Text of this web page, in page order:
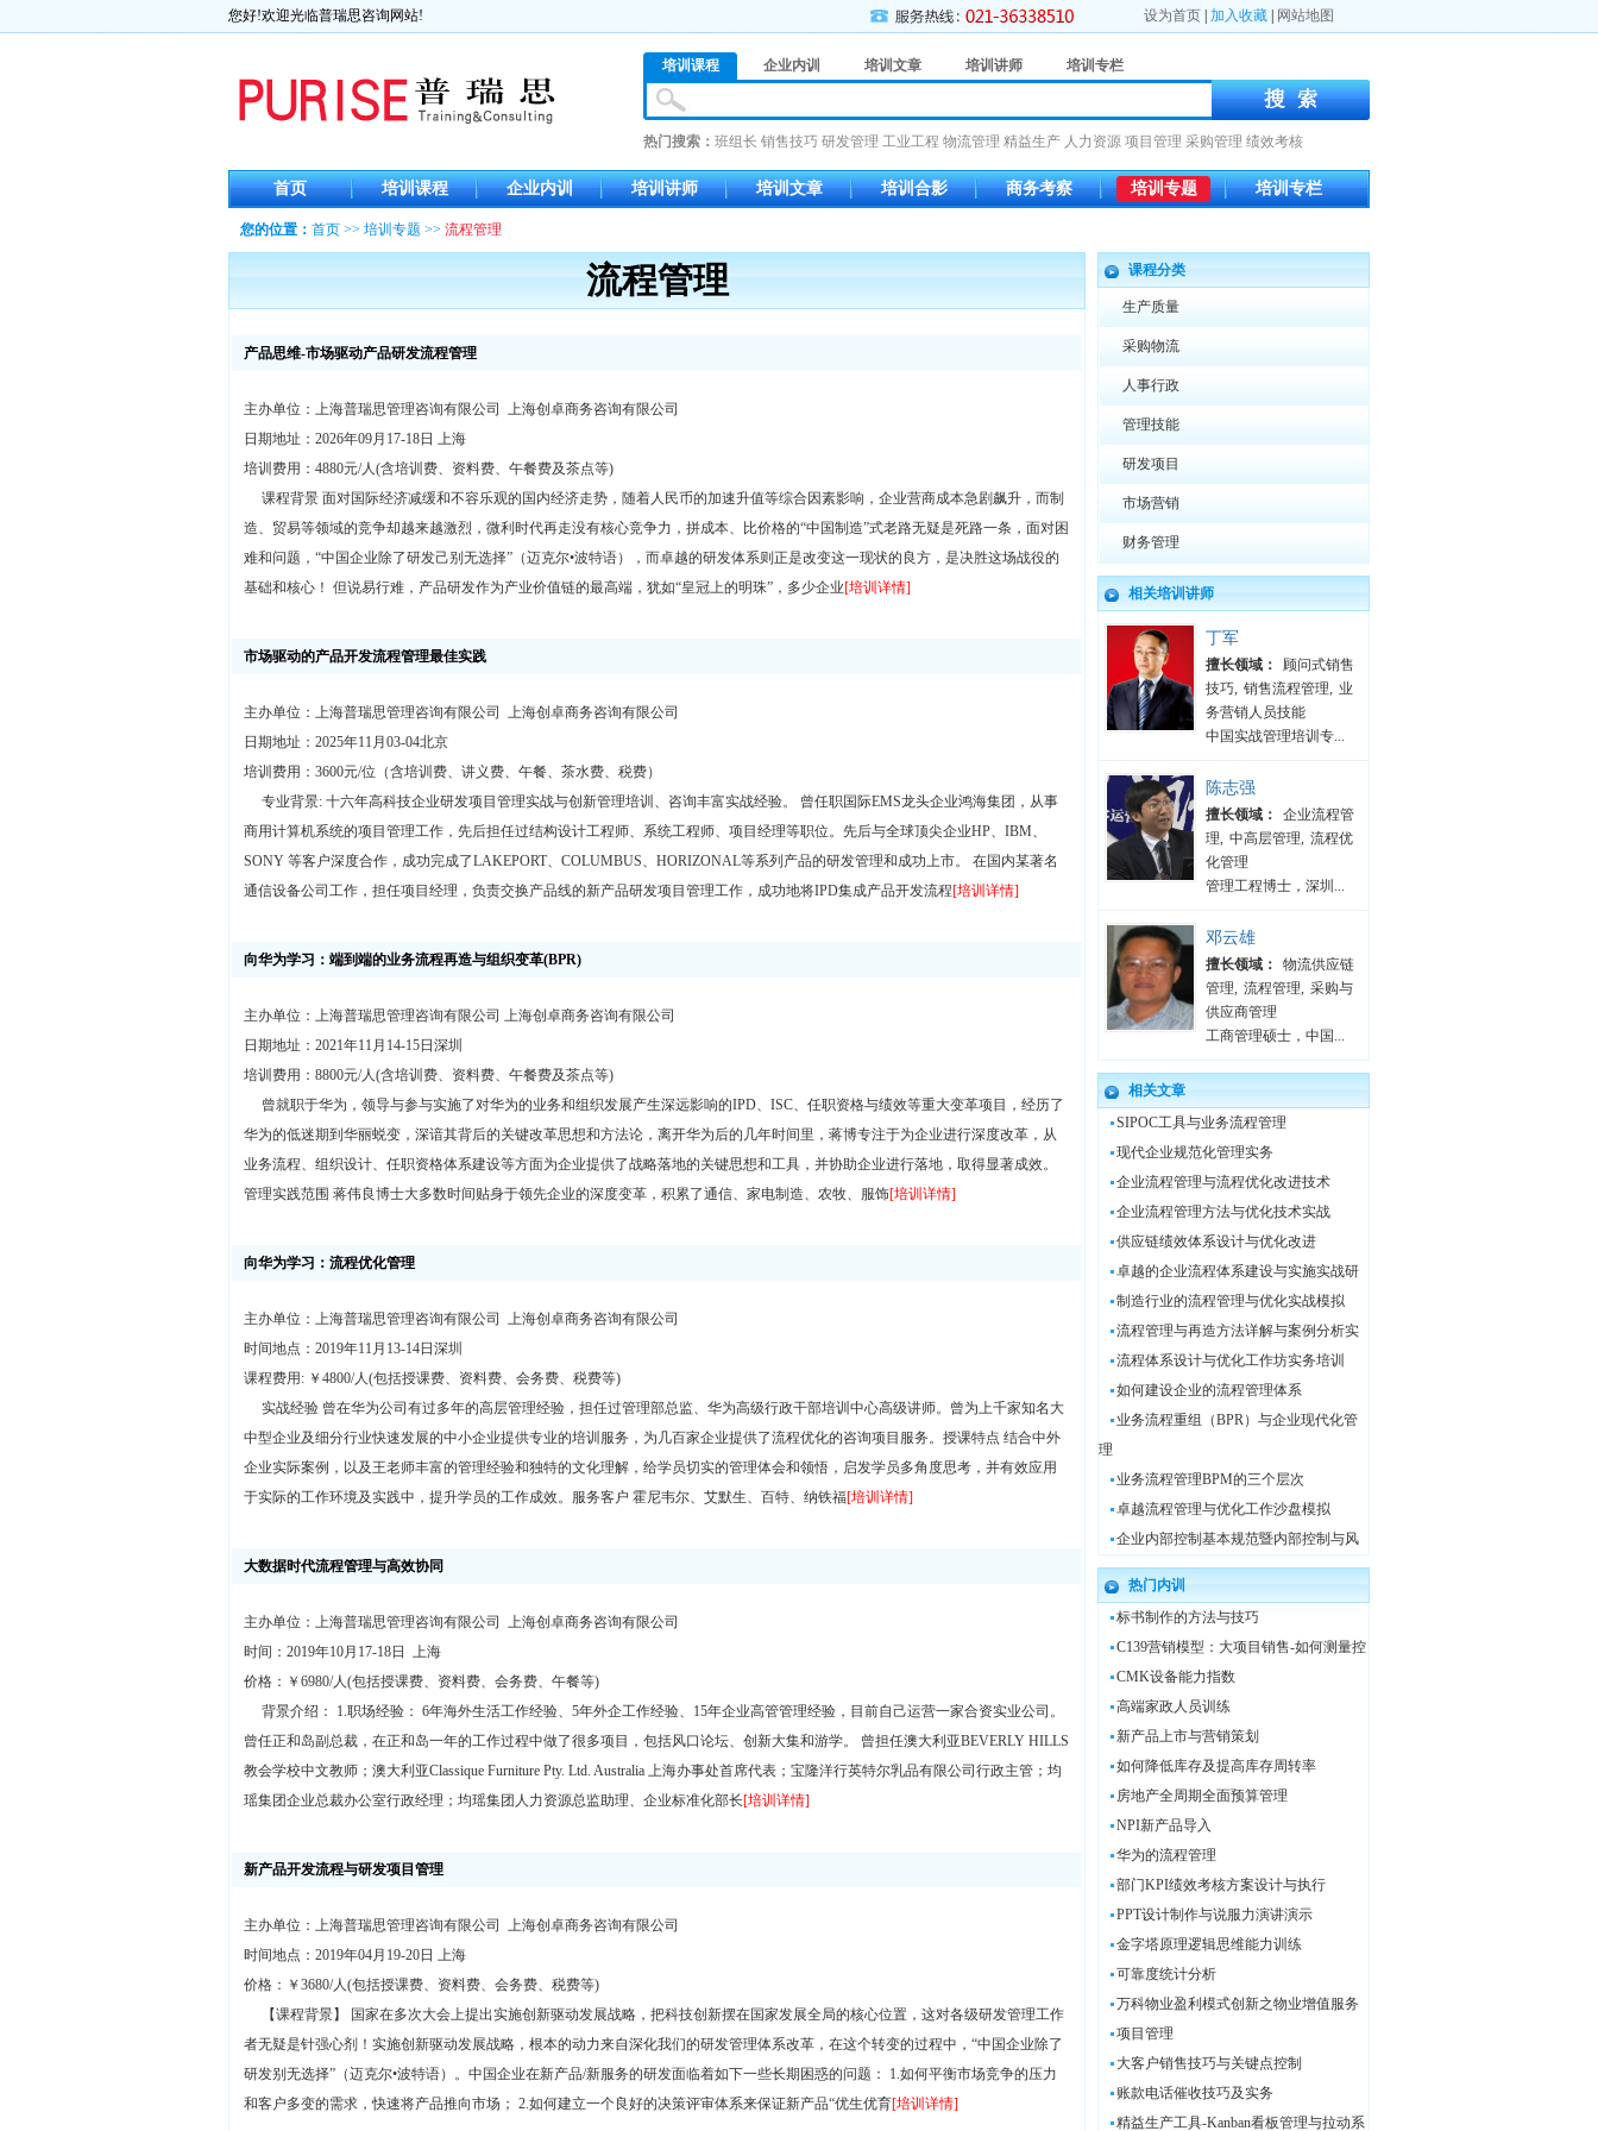
您好!欢迎光临普瑞思咨询网站! 设为首页 加入收藏 网站地图
培训课程 企业内训 培训文章 培训讲师 培训专栏
热门搜索： 班组长 销售技巧 研发管理 工业工程 物流管理 精益生产 人力资源 项目管理 采购管理 绩效考核
首页 培训课程 企业内训 培训讲师 培训文章 培训合影 商务考察 培训专题 培训专栏
您的位置： 首页 >> 培训专题 >> 流程管理
流程管理
产品思维-市场驱动产品研发流程管理
主办单位：上海普瑞思管理咨询有限公司 上海创卓商务咨询有限公司
日期地址：2026年09月17-18日 上海
培训费用：4880元/人(含培训费、资料费、午餐费及茶点等)
课程背景 面对国际经济减缓和不容乐观的国内经济走势，随着人民币的加速升值等综合因素影响，企业营商成本急剧飙升，而制
造、贸易等领域的竞争却越来越激烈，微利时代再走没有核心竞争力，拼成本、比价格的“中国制造”式老路无疑是死路一条，面对困
难和问题，“中国企业除了研发己别无选择”（迈克尔•波特语），而卓越的研发体系则正是改变这一现状的良方，是决胜这场战役的
基础和核心！ 但说易行难，产品研发作为产业价值链的最高端，犹如“皇冠上的明珠”，多少企业[培训详情]
市场驱动的产品开发流程管理最佳实践
主办单位：上海普瑞思管理咨询有限公司 上海创卓商务咨询有限公司
日期地址：2025年11月03-04北京
培训费用：3600元/位（含培训费、讲义费、午餐、茶水费、税费）
专业背景: 十六年高科技企业研发项目管理实战与创新管理培训、咨询丰富实战经验。 曾任职国际EMS龙头企业鸿海集团，从事
商用计算机系统的项目管理工作，先后担任过结构设计工程师、系统工程师、项目经理等职位。先后与全球顶尖企业HP、IBM、
SONY 等客户深度合作，成功完成了LAKEPORT、COLUMBUS、HORIZONAL等系列产品的研发管理和成功上市。 在国内某著名
通信设备公司工作，担任项目经理，负责交换产品线的新产品研发项目管理工作，成功地将IPD集成产品开发流程[培训详情]
向华为学习：端到端的业务流程再造与组织变革(BPR)
主办单位：上海普瑞思管理咨询有限公司 上海创卓商务咨询有限公司
日期地址：2021年11月14-15日深圳
培训费用：8800元/人(含培训费、资料费、午餐费及茶点等)
曾就职于华为，领导与参与实施了对华为的业务和组织发展产生深远影响的IPD、ISC、任职资格与绩效等重大变革项目，经历了
华为的低迷期到华丽蜕变，深谙其背后的关键改革思想和方法论，离开华为后的几年时间里，蒋博专注于为企业进行深度改革，从
业务流程、组织设计、任职资格体系建设等方面为企业提供了战略落地的关键思想和工具，并协助企业进行落地，取得显著成效。
管理实践范围 蒋伟良博士大多数时间贴身于领先企业的深度变革，积累了通信、家电制造、农牧、服饰[培训详情]
向华为学习：流程优化管理
主办单位：上海普瑞思管理咨询有限公司 上海创卓商务咨询有限公司
时间地点：2019年11月13-14日深圳
课程费用: ￥4800/人(包括授课费、资料费、会务费、税费等)
实战经验 曾在华为公司有过多年的高层管理经验，担任过管理部总监、华为高级行政干部培训中心高级讲师。曾为上千家知名大
中型企业及细分行业快速发展的中小企业提供专业的培训服务，为几百家企业提供了流程优化的咨询项目服务。授课特点 结合中外
企业实际案例，以及王老师丰富的管理经验和独特的文化理解，给学员切实的管理体会和领悟，启发学员多角度思考，并有效应用
于实际的工作环境及实践中，提升学员的工作成效。服务客户 霍尼韦尔、艾默生、百特、纳铁福[培训详情]
大数据时代流程管理与高效协同
主办单位：上海普瑞思管理咨询有限公司 上海创卓商务咨询有限公司
时间：2019年10月17-18日 上海
价格：￥6980/人(包括授课费、资料费、会务费、午餐等)
背景介绍： 1.职场经验： 6年海外生活工作经验、5年外企工作经验、15年企业高管管理经验，目前自己运营一家合资实业公司。
曾任正和岛副总裁，在正和岛一年的工作过程中做了很多项目，包括风口论坛、创新大集和游学。 曾担任澳大利亚BEVERLY HILLS
教会学校中文教师；澳大利亚Classique Furniture Pty. Ltd. Australia 上海办事处首席代表；宝隆洋行英特尔乳品有限公司行政主管；均
瑶集团企业总裁办公室行政经理；均瑶集团人力资源总监助理、企业标准化部长[培训详情]
新产品开发流程与研发项目管理
主办单位：上海普瑞思管理咨询有限公司 上海创卓商务咨询有限公司
时间地点：2019年04月19-20日 上海
价格：￥3680/人(包括授课费、资料费、会务费、税费等)
【课程背景】 国家在多次大会上提出实施创新驱动发展战略，把科技创新摆在国家发展全局的核心位置，这对各级研发管理工作
者无疑是针强心剂！实施创新驱动发展战略，根本的动力来自深化我们的研发管理体系改革，在这个转变的过程中，“中国企业除了
研发别无选择”（迈克尔•波特语）。中国企业在新产品/新服务的研发面临着如下一些长期困惑的问题： 1.如何平衡市场竞争的压力
和客户多变的需求，快速将产品推向市场； 2.如何建立一个良好的决策评审体系来保证新产品“优生优育[培训详情]
课程分类
生产质量
采购物流
人事行政
管理技能
研发项目
市场营销
财务管理
相关培训讲师
丁军
擅长领域：
顾问式销售
技巧, 销售流程管理, 业
务营销人员技能
中国实战管理培训专...
陈志强
擅长领域：
企业流程管
理, 中高层管理, 流程优
化管理
管理工程博士，深圳...
邓云雄
擅长领域：
物流供应链
管理, 流程管理, 采购与
供应商管理
工商管理硕士，中国...
相关文章
SIPOC工具与业务流程管理
现代企业规范化管理实务
企业流程管理与流程优化改进技术
企业流程管理方法与优化技术实战
供应链绩效体系设计与优化改进
卓越的企业流程体系建设与实施实战研
制造行业的流程管理与优化实战模拟
流程管理与再造方法详解与案例分析实
流程体系设计与优化工作坊实务培训
如何建设企业的流程管理体系
业务流程重组（BPR）与企业现代化管
理
业务流程管理BPM的三个层次
卓越流程管理与优化工作沙盘模拟
企业内部控制基本规范暨内部控制与风
热门内训
标书制作的方法与技巧
C139营销模型：大项目销售-如何测量控
CMK设备能力指数
高端家政人员训练
新产品上市与营销策划
如何降低库存及提高库存周转率
房地产全周期全面预算管理
NPI新产品导入
华为的流程管理
部门KPI绩效考核方案设计与执行
PPT设计制作与说服力演讲演示
金字塔原理逻辑思维能力训练
可靠度统计分析
万科物业盈利模式创新之物业增值服务
项目管理
大客户销售技巧与关键点控制
账款电话催收技巧及实务
精益生产工具-Kanban看板管理与拉动系